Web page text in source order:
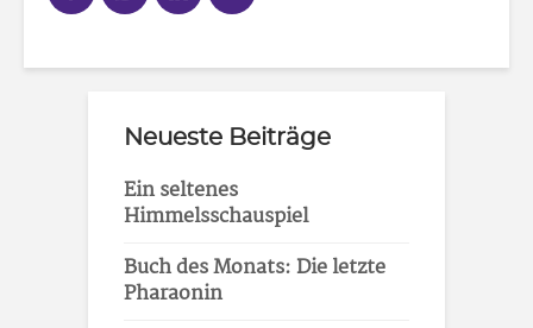
Neueste Beiträge
Ein seltenes
Himmelsschauspiel
Buch des Monats: Die letzte
Pharaonin